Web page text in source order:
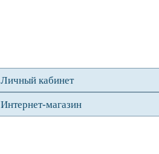
Личный кабинет
Интернет-магазин